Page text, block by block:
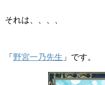
それは、、、、
「 野宮一乃先生 」です。